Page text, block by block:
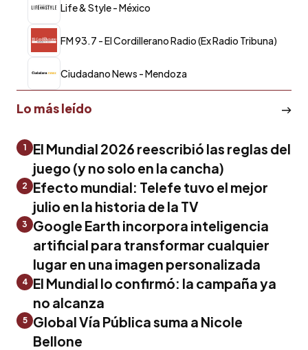
Life & Style - México
FM 93.7 - El Cordillerano Radio (Ex Radio Tribuna)
Ciudadano News - Mendoza
Lo más leído
1
El Mundial 2026 reescribió las reglas del
juego (y no solo en la cancha)
2
Efecto mundial: Telefe tuvo el mejor
julio en la historia de la TV
3
Google Earth incorpora inteligencia
artificial para transformar cualquier
lugar en una imagen personalizada
4 El Mundial lo confirmó: la campaña ya
no alcanza
5
Global Vía Pública suma a Nicole
Bellone